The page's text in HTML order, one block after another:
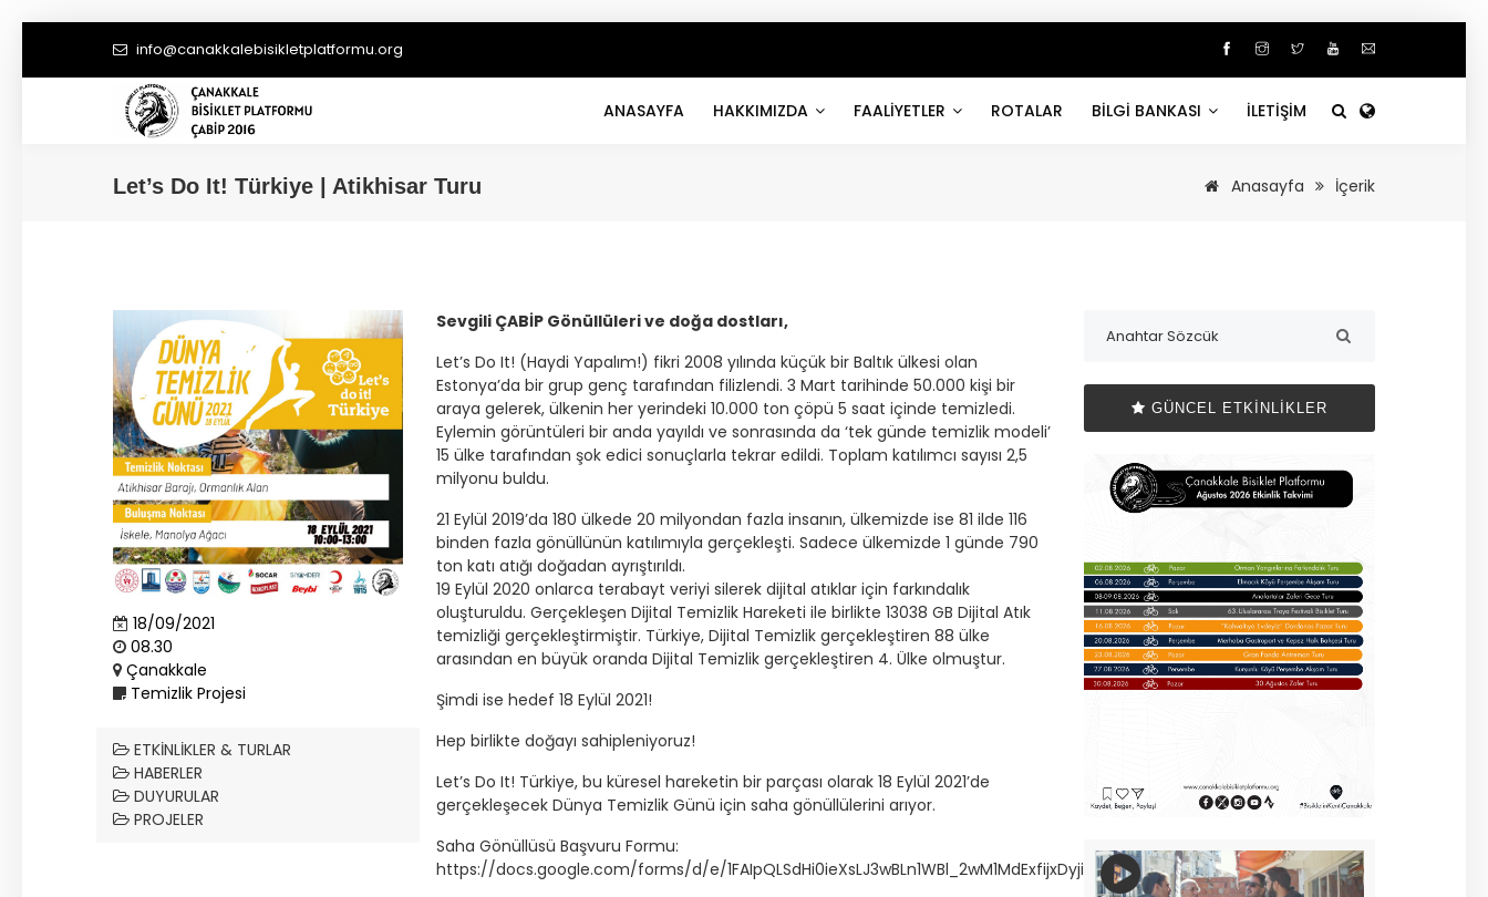
info@canakkalebisikletplatformu.org
ANASAYFA HAKKIMIZDA FAALİYETLER ROTALAR BİLGİ BANKASI İLETİŞİM
Let’s Do It! Türkiye | Atikhisar Turu Anasayfa İçerik
18/09/2021
08.30
Çanakkale
Temizlik Projesi
ETKINLIKLER & TURLAR
HABERLER
DUYURULAR
PROJELER
Sevgili ÇABİP Gönüllüleri ve doğa dostları,
Let’s Do It! (Haydi Yapalım!) fikri 2008 yılında küçük bir Baltık ülkesi olan
Estonya’da bir grup genç tarafından filizlendi. 3 Mart tarihinde 50.000 kişi bir
araya gelerek, ülkenin her yerindeki 10.000 ton çöpü 5 saat içinde temizledi.
Eylemin görüntüleri bir anda yayıldı ve sonrasında da ‘tek günde temizlik modeli’
15 ülke tarafından şok edici sonuçlarla tekrar edildi. Toplam katılımcı sayısı 2,5
milyonu buldu.
21 Eylül 2019’da 180 ülkede 20 milyondan fazla insanın, ülkemizde ise 81 ilde 116
binden fazla gönüllünün katılımıyla gerçekleşti. Sadece ülkemizde 1 günde 790
ton katı atığı doğadan ayrıştırıldı.
19 Eylül 2020 onlarca terabayt veriyi silerek dijital atıklar için farkındalık
oluşturuldu. Gerçekleşen Dijital Temizlik Hareketi ile birlikte 13038 GB Dijital Atık
temizliği gerçekleştirmiştir. Türkiye, Dijital Temizlik gerçekleştiren 88 ülke
arasından en büyük oranda Dijital Temizlik gerçekleştiren 4. Ülke olmuştur.
Şimdi ise hedef 18 Eylül 2021!
Hep birlikte doğayı sahipleniyoruz!
Let’s Do It! Türkiye, bu küresel hareketin bir parçası olarak 18 Eylül 2021’de
gerçekleşecek Dünya Temizlik Günü için saha gönüllülerini arıyor.
Saha Gönüllüsü Başvuru Formu:
https://docs.google.com/forms/d/e/1FAIpQLSdHi0ieXsLJ3wBLn1WBl_2wM1MdExfijxDyjiyHXcIw9VNvHA/viewform
GÜNCEL ETKINLIKLER